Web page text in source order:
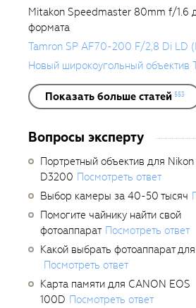
Mitakon Speedmaster 80mm f/1.6
формата
Tamron SP AF70-200 F/2,8 Di LD
Новый широкоугольный объектив
Показать больше статей 553
Вопросы эксперту
Портретный объектив для Nikon
D3200 Посмотреть ответ
Выбор камеры за 40-50 тысяч
Помогите чайнику найти свой
фотоаппарат Посмотреть ответ
Какой выбрать фотоаппарат
Посмотреть ответ
Карта памяти для CANON EOS
100D Посмотреть ответ